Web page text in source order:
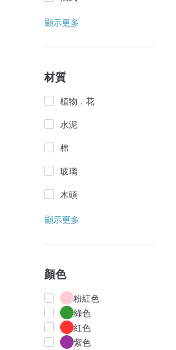
顯示更多
材質
植物．花
水泥
棉
玻璃
木頭
顯示更多
顏色
粉紅色
綠色
紅色
紫色